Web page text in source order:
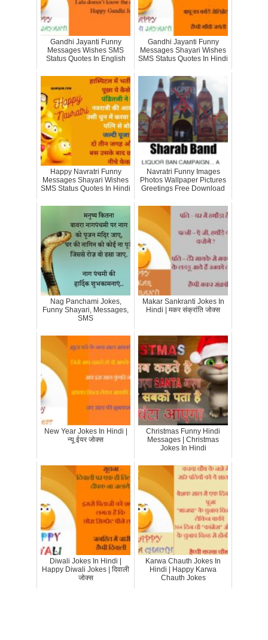
Gandhi Jayanti Funny
Messages Wishes SMS
Status Quotes In English
Gandhi Jayanti Funny
Messages Shayari Wishes
SMS Status Quotes In Hindi
Happy Navratri Funny
Messages Shayari Wishes
SMS Status Quotes In Hindi
Navratri Funny Images
Photos Wallpaper Pictures
Greetings Free Download
Nag Panchami Jokes,
Funny Shayari, Messages,
SMS
Makar Sankranti Jokes In
Hindi | मकर संक्रांति जोक्स
New Year Jokes In Hindi |
न्यू ईयर जोक्स
Christmas Funny Hindi
Messages | Christmas
Jokes In Hindi
Diwali Jokes In Hindi |
Happy Diwali Jokes | दिवाली
जोक्स
Karwa Chauth Jokes In
Hindi | Happy Karwa
Chauth Jokes